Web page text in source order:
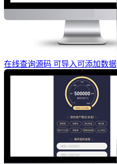
在线查询源码 可导入可添加数据